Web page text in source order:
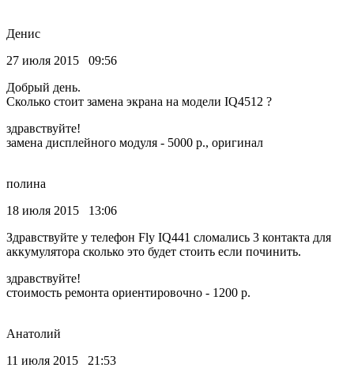
Денис
27 июля 2015 09:56
Добрый день.
Сколько стоит замена экрана на модели IQ4512 ?
здравствуйте!
замена дисплейного модуля - 5000 р., оригинал
полина
18 июля 2015 13:06
Здравствуйте у телефон Fly IQ441 сломались 3 контакта для
аккумулятора сколько это будет стоить если починить.
здравствуйте!
стоимость ремонта ориентировочно - 1200 р.
Анатолий
11 июля 2015 21:53